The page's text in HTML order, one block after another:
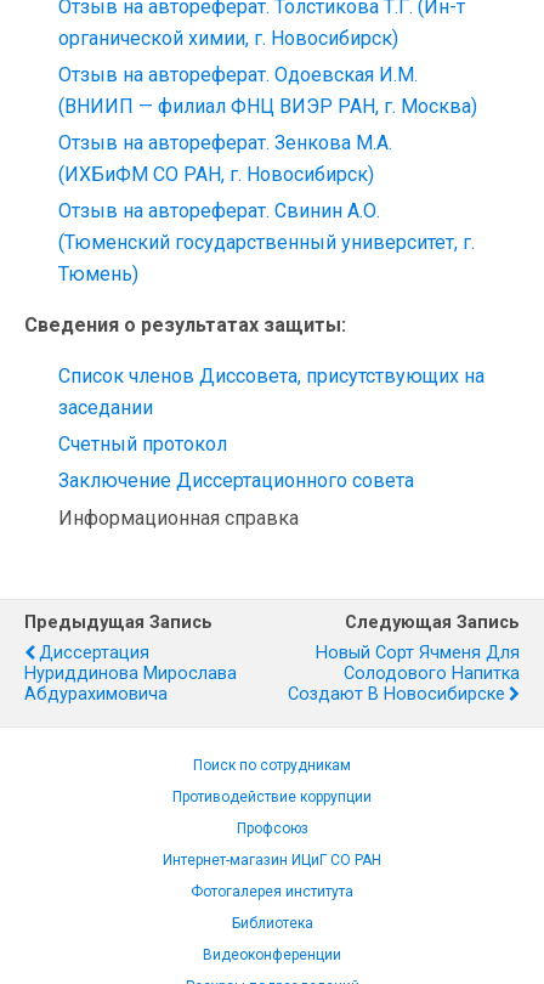
Отзыв на автореферат. Толстикова Т.Г. (Ин-т
органической химии, г. Новосибирск)
Отзыв на автореферат. Одоевская И.М.
(ВНИИП — филиал ФНЦ ВИЭР РАН, г. Москва)
Отзыв на автореферат. Зенкова М.А.
(ИХБиФМ СО РАН, г. Новосибирск)
Отзыв на автореферат. Свинин А.О.
(Тюменский государственный университет, г.
Тюмень)
Сведения о результатах защиты:
Список членов Диссовета, присутствующих на
заседании
Счетный протокол
Заключение Диссертационного совета
Информационная справка
Предыдущая Запись
Диссертация
Нуриддинова Мирослава
Абдурахимовича
Следующая Запись
Новый Сорт Ячменя Для
Солодового Напитка
Создают В Новосибирске
Поиск по сотрудникам
Противодействие коррупции
Профсоюз
Интернет-магазин ИЦиГ СО РАН
Фотогалерея института
Библиотека
Видеоконференции